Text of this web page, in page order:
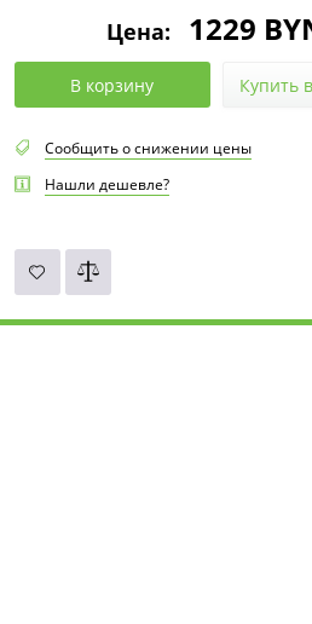
Цена: 1229
В корзину Купить
Сообщить о снижении цены
Нашли дешевле?